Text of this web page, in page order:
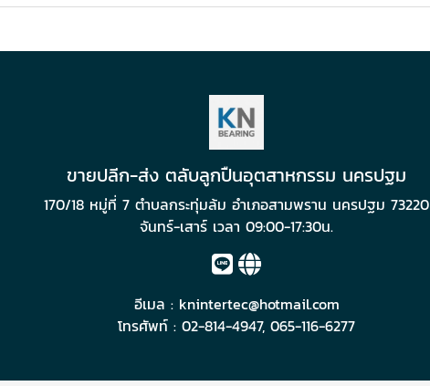
ขายปลีก-ส่ง ตลับลูกปืนอุตสาหกรรม นครปฐม
170/18 หมู่ที่ 7 ตำบลกระทุ่มล้ม อำเภอสามพราน นครปฐม 73220
จันทร์-เสาร์ เวลา 09:00-17:30น.
อีเมล : knintertec@hotmail.com
โทรศัพท์ : 02-814-4947, 065-116-6277